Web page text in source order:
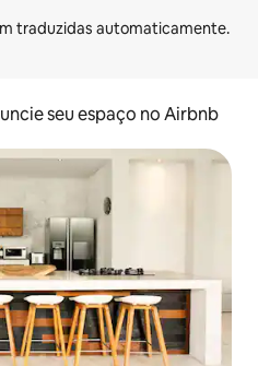
seu espaço no Airbnb